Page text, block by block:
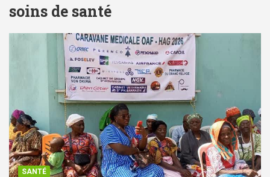
soins de santé
SANTÉ